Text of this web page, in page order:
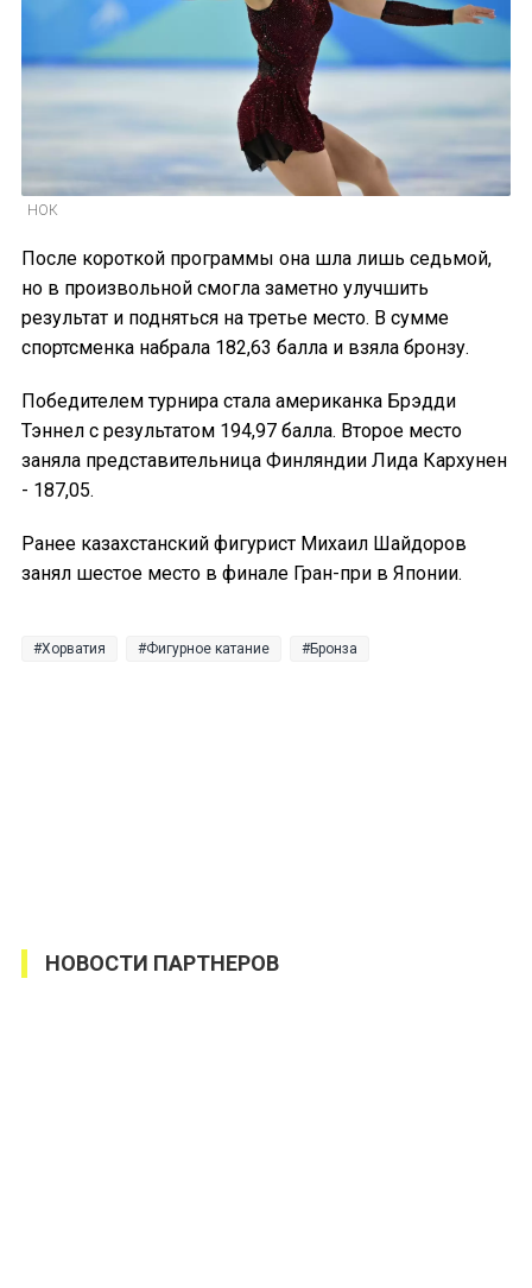
НОК
После короткой программы она шла лишь седьмой,
но в произвольной смогла заметно улучшить
результат и подняться на третье место. В сумме
спортсменка набрала 182,63 балла и взяла бронзу.
Победителем турнира стала американка Брэдди
Тэннел с результатом 194,97 балла. Второе место
заняла представительница Финляндии Лида Кархунен
- 187,05.
Ранее казахстанский фигурист Михаил Шайдоров
занял шестое место в финале Гран-при в Японии.
Хорватия Фигурное катание Бронза
НОВОСТИ ПАРТНЕРОВ